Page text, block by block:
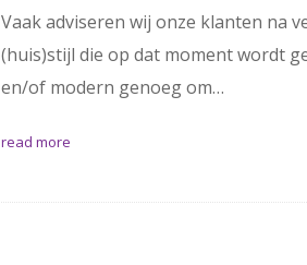
Vaak adviseren wij onze klanten na
(huis)stijl die op dat moment wordt
en/of modern genoeg om…
read more